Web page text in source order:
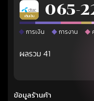
เติมเงิน 065-
การเงิน การงาน
ผลรวม 41
ข้อมูลร้านค้า